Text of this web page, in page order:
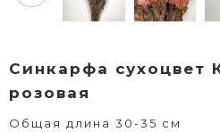
Синкарфа сухоцвет
розовая
Общая длина 30-35 см